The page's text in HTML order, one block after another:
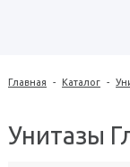
Главная - Каталог -
Унитазы